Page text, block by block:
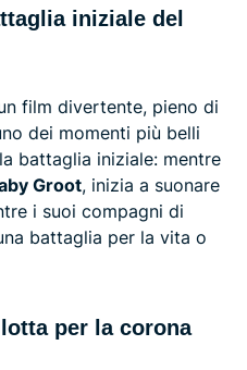
iniziale del
film divertente, pieno di
dei momenti più belli
battaglia iniziale: mentre
Groot, inizia a suonare
i suoi compagni di
battaglia per la vita o
per la corona